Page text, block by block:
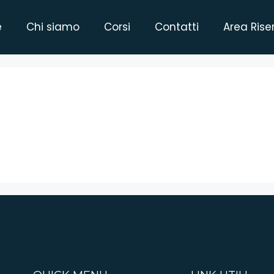
Chi siamo Corsi Contatti Area